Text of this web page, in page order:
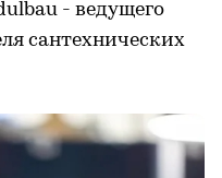
- ведущего
сантехнических